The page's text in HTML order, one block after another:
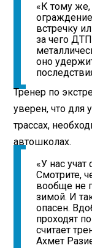
«К тому же,
встречку
за чего
оно
Тренер по
уверен, что для
трассах,
автошколах.
«У нас учат
Смотрите,
вообще не
зимой. И
опасен.
проходят
считает
Ахмет